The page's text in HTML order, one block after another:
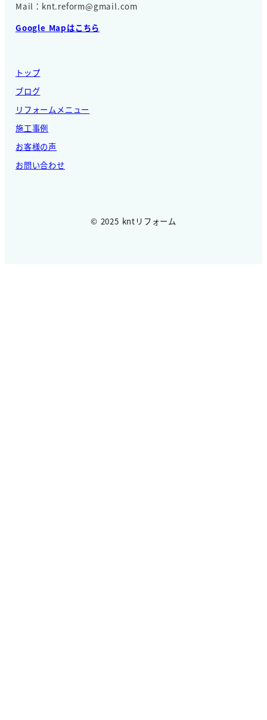
Mail：knt.reform@gmail.com
Google Mapはこちら
トップ
ブログ
リフォームメニュー
施工事例
お客様の声
お問い合わせ
© 2025 kntリフォーム